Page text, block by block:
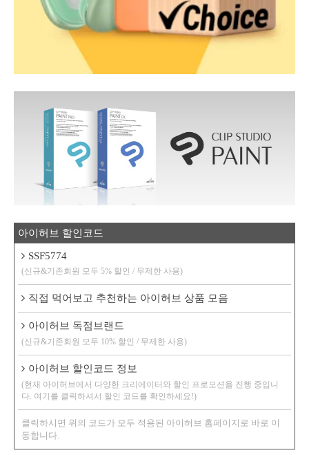
아이허브 할인코드
SSF5774
(신규&기존회원 모두 5% 할인 / 무제한 사용)
직접 먹어보고 추천하는 아이허브 상품 모음
아이허브 독점브랜드
(신규&기존회원 모두 10% 할인 / 무제한 사용)
아이허브 할인코드 정보
(현재 아이허브에서 다양한 크리에이터와 할인 프로모션을 진행 중입니
다. 여기를 클릭하셔서 할인 코드를 확인하세요!)
클릭하시면 위의 코드가 모두 적용된 아이허브 홈페이지로 바로 이
동합니다.